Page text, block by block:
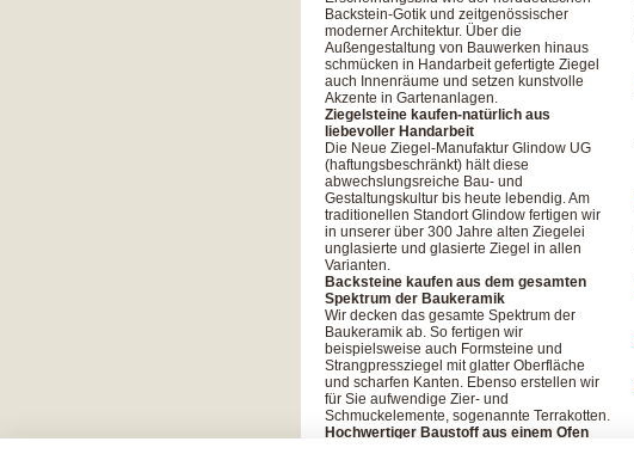
Backstein-Gotik und zeitgenössischer
moderner Architektur. Über die
Außengestaltung von Bauwerken hinaus
schmücken in Handarbeit gefertigte Ziegel
auch Innenräume und setzen kunstvolle
Akzente in Gartenanlagen.
Ziegelsteine kaufen-natürlich aus
liebevoller Handarbeit
Die Neue Ziegel-Manufaktur Glindow UG
(haftungsbeschränkt) hält diese
abwechslungsreiche Bau- und
Gestaltungskultur bis heute lebendig. Am
traditionellen Standort Glindow fertigen wir
in unserer über 300 Jahre alten Ziegelei
unglasierte und glasierte Ziegel in allen
Varianten.
Backsteine kaufen aus dem gesamten
Spektrum der Baukeramik
Wir decken das gesamte Spektrum der
Baukeramik ab. So fertigen wir
beispielsweise auch Formsteine und
Strangpressziegel mit glatter Oberfläche
und scharfen Kanten. Ebenso erstellen wir
für Sie aufwendige Zier- und
Schmuckelemente, sogenannte Terrakotten.
Hochwertiger Baustoff aus einem Ofen